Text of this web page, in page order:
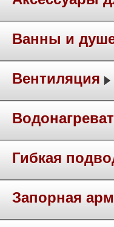
Ванны и
Вентиляция
Гибкая
Запорная